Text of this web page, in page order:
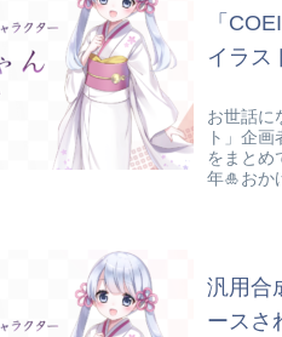
「
イラス
お世話に
ト」企
をまとめ
年🎍おか
れなが
汎用合
ースさ